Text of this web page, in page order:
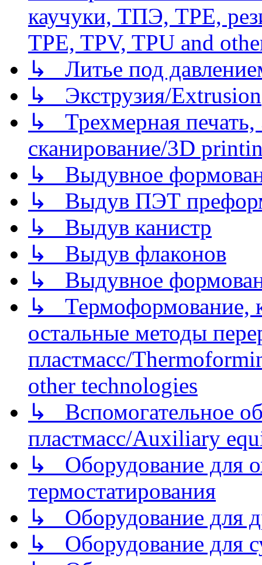
каучуки, ТПЭ, TPE,
TPE, TPV, TPU and
↳ Литье под
↳ Экструзия/Extrusion
↳ Трехмерная
сканирование/3D
↳ Выдувное
↳ Выдув ПЭТ
↳ Выдув канистр
↳ Выдув флаконов
↳ Выдувное
↳ Термоформование,
остальные методы
пластмасс/
other technologies
↳ Вспомогательное
пластмасс/Auxiliary
↳ Оборудование для
термостатирования
↳ Оборудование для
↳ Оборудование для